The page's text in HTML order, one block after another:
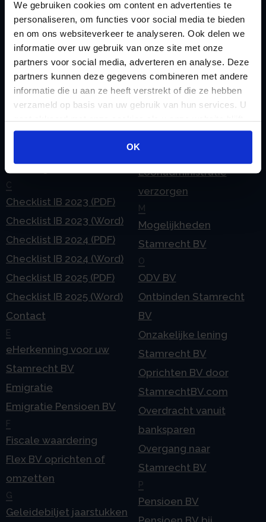
We gebruiken cookies om content en advertenties te
personaliseren, om functies voor social media te bieden
en om ons websiteverkeer te analyseren. Ook delen we
informatie over uw gebruik van onze site met onze
partners voor social media, adverteren en analyse. Deze
partners kunnen deze gegevens combineren met andere
informatie die u aan ze heeft verstrekt of die ze hebben
verzameld op basis van uw gebruik van hun services. U
gaat akkoord met onze cookies als u onze website blijft
gebruiken.
OK
Zoeken
Handige links
Afkoop Stamrecht
Belastingdienst
rekeningnummer
C
Checklist IB 2023 (PDF)
Checklist IB 2023 (Word)
Checklist IB 2024 (PDF)
Checklist IB 2024 (Word)
Checklist IB 2025 (PDF)
Checklist IB 2025 (Word)
Contact
E
eHerkenning voor uw
Stamrecht BV
Emigratie
Emigratie Pensioen BV
F
Fiscale waardering
Flex BV oprichten of
omzetten
G
Geleidebiljet jaarstukken
Jaarstukken opstellen
Lijfrente BV
Liquidatie Pensioen BV
Loonadministratie
verzorgen
M
Mogelijkheden
Stamrecht BV
O
ODV BV
Ontbinden Stamrecht
BV
Onzakelijke lening
Stamrecht BV
Oprichten BV door
StamrechtBV.com
Overdracht vanuit
banksparen
Overgang naar
Stamrecht BV
P
Pensioen BV